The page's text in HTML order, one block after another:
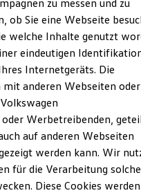
und Updates
ID.
im
zu messen und zu
ob Sie eine Webseite
welche Inhalte genutzt
eindeutigen
Internetgeräts. Die
anderen Webseiten oder
Werbetreibenden,
auf anderen Webseiten
werden kann. Wir
für die Verarbeitung
Diese Cookies